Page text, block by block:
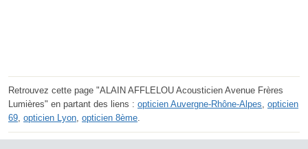
Retrouvez cette page "ALAIN AFFLELOU Acousticien Avenue Frères
Lumières" en partant des liens : opticien Auvergne-Rhône-Alpes, opticien
69, opticien Lyon, opticien 8ème.